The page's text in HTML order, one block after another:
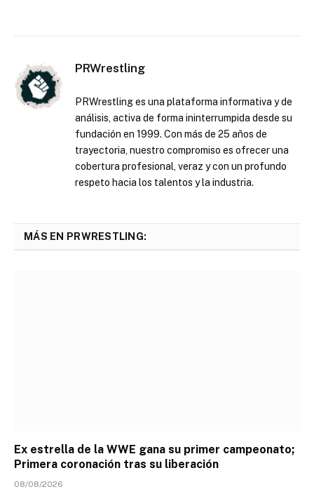
PRWrestling
PRWrestling es una plataforma informativa y de
análisis, activa de forma ininterrumpida desde su
fundación en 1999. Con más de 25 años de
trayectoria, nuestro compromiso es ofrecer una
cobertura profesional, veraz y con un profundo
respeto hacia los talentos y la industria.
MÁS EN PRWRESTLING:
Ex estrella de la WWE gana su primer campeonato;
Primera coronación tras su liberación
08/08/2026